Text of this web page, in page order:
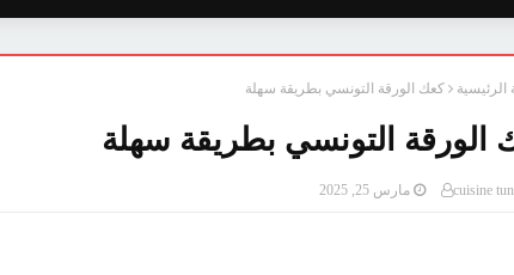
الرئيسية كعك الورقة التونسي بطريقة سهلة
الورقة التونسي بطريقة سهلة
cuisine مارس 25, 2025